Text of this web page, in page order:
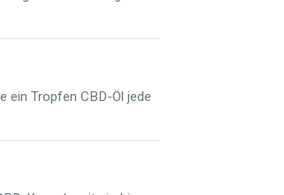
ein Tropfen CBD-Öl jede